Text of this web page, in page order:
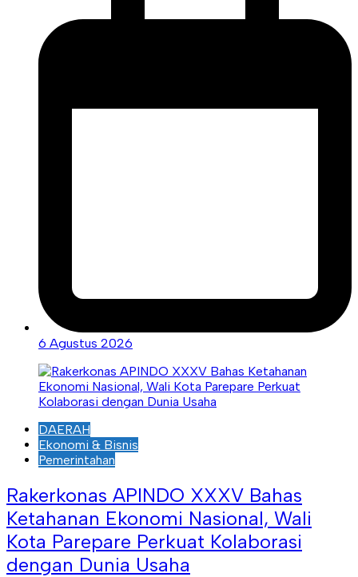
6 Agustus 2026
DAERAH
Ekonomi & Bisnis
Pemerintahan
Rakerkonas APINDO XXXV Bahas
Ketahanan Ekonomi Nasional, Wali
Kota Parepare Perkuat Kolaborasi
dengan Dunia Usaha